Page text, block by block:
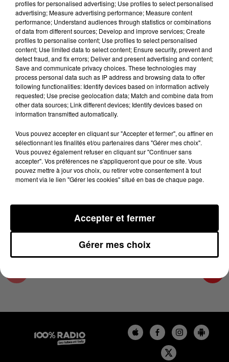
Lecture (1 min 14 sec)
100%
100% Radio l'agenda du Tarn et Garonne
28 novembre 2023 - 1 min 14 sec
L'AGENDA DU TARN ET GARONNE DU
28/11/2023 À 07H50
L'agenda du Tarn et Garonne
profiles for personalised advertising; Use profiles to select personalised
advertising; Measure advertising performance; Measure content
performance; Understand audiences through statistics or combinations
of data from different sources; Develop and improve services; Create
profiles to personalise content; Use profiles to select personalised
content; Use limited data to select content; Ensure security, prevent and
detect fraud, and fix errors; Deliver and present advertising and content;
Save and communicate privacy choices. These technologies may
process personal data such as IP address and browsing data to offer
following functionalities: Identify devices based on information actively
requested; Use precise geolocation data; Match and combine data from
other data sources; Link different devices; Identify devices based on
information transmitted automatically.
Vous pouvez accepter en cliquant sur "Accepter et fermer", ou affiner en
sélectionnant les finalités et/ou partenaires dans "Gérer mes choix".
Vous pouvez également refuser en cliquant sur "Continuer sans
accepter". Vos préférences ne s'appliqueront que pour ce site. Vous
pouvez mettre à jour vos choix, ou retirer votre consentement à tout
moment via le lien "Gérer les cookies" situé en bas de chaque page.
Gérer mes choix
Accepter et fermer